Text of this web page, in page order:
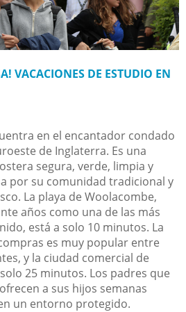
VACACIONES DE ESTUDIO EN
en el encantador condado
de Inglaterra. Es una
segura, verde, limpia y
por su comunidad tradicional y
La playa de Woolacombe,
años como una de las más
está a solo 10 minutos. La
es muy popular entre
y la ciudad comercial de
25 minutos. Los padres que
a sus hijos semanas
un entorno protegido.